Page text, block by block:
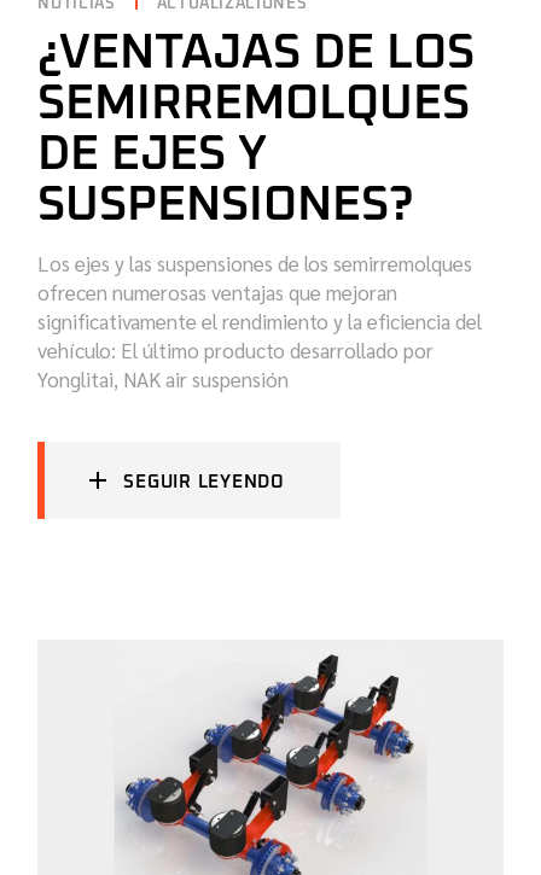
NOTICIAS ACTUALIZACIONES
¿VENTAJAS DE LOS
SEMIRREMOLQUES
DE EJES Y
SUSPENSIONES?
Los ejes y las suspensiones de los semirremolques
ofrecen numerosas ventajas que mejoran
significativamente el rendimiento y la eficiencia del
vehículo: El último producto desarrollado por
Yonglitai, NAK air suspensión
SEGUIR LEYENDO